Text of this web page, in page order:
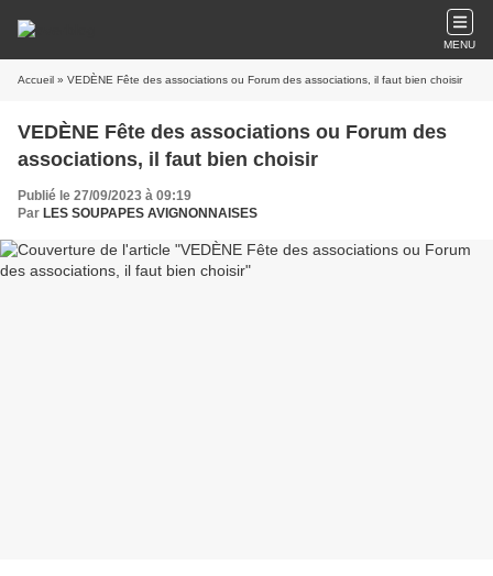
MENU
Accueil » VEDÈNE Fête des associations ou Forum des associations, il faut bien choisir
VEDÈNE Fête des associations ou Forum des
associations, il faut bien choisir
Publié le 27/09/2023 à 09:19
Par LES SOUPAPES AVIGNONNAISES